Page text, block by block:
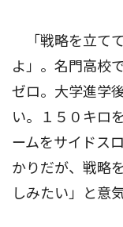
「戦略を立て
よ」。名門高校
ゼロ。大学進学
い。１５０キロ
ームをサイドス
かりだが、戦略
しみたい」と意